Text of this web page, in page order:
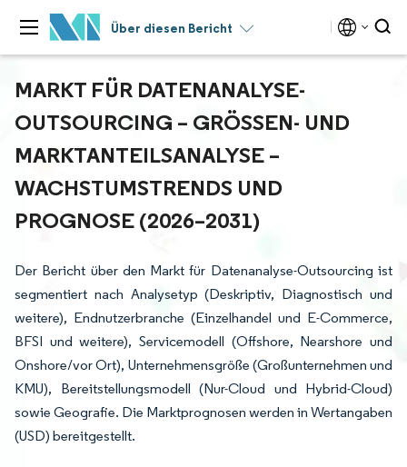
Über diesen Bericht
MARKT FÜR DATENANALYSE-
OUTSOURCING – GRÖSSEN- UND M
ARKTANTEILSANALYSE – W
ACHSTUMSTRENDS UND P
ROGNOSE (2026–2031)
Der Bericht über den Markt für Datenanalyse-Outsourcing ist
segmentiert nach Analysetyp (Deskriptiv, Diagnostisch und
weitere), Endnutzerbranche (Einzelhandel und E-Commerce,
BFSI und weitere), Servicemodell (Offshore, Nearshore und
Onshore/vor Ort), Unternehmensgröße (Großunternehmen und
KMU), Bereitstellungsmodell (Nur-Cloud und Hybrid-Cloud)
sowie Geografie. Die Marktprognosen werden in Wertangaben
(USD) bereitgestellt.